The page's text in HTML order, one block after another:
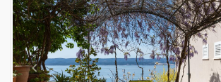
Previous